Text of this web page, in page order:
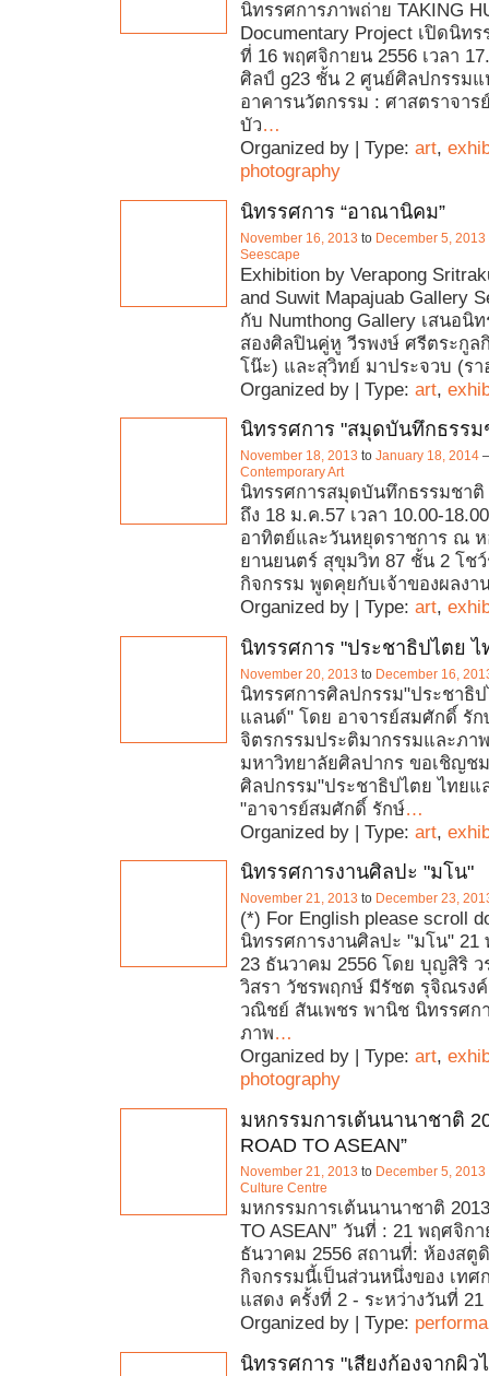
นิทรรศการภาพถ่าย TAKING
Documentary Project เปิดนิทร
ที่ 16 พฤศจิกายน 2556 เวลา
ศิลป์ g23 ชั้น 2 ศูนย์ศิลปกรรมแ
อาคารนวัตกรรม : ศาสตราจาร
บัว…
Organized by | Type: art,
photography
นิทรรศการ “อาณานิคม”
November 16, 2013 to December 5, 2013
Seescape
Exhibition by Verapong
and Suwit Mapajuab Gallery
กับ Numthong Gallery เสนอนิ
สองศิลปินคู่หู วีรพงษ์ ศรีตระกูล
โน๊ะ) และสุวิทย์ มาประจวบ (รา
Organized by | Type: art,
นิทรรศการ "สมุดบันทึกธรรม
November 18, 2013 to January 18, 2014
Contemporary Art
นิทรรศการสมุดบันทึกธรรมชา
ถึง 18 ม.ค.57 เวลา 10.00-
อาทิตย์และวันหยุดราชการ ณ
ยานยนตร์ สุขุมวิท 87 ชั้น 2 โช
กิจกรรม พูดคุยกับเจ้าของผลงา
Organized by | Type: art,
นิทรรศการ "ประชาธิปไตย
November 20, 2013 to December 16,
นิทรรศการศิลปกรรม"ประชาธิ
แลนด์" โดย อาจารย์สมศักดิ์ รั
จิตรกรรมประติมากรรมและภา
มหาวิทยาลัยศิลปากร ขอเชิญช
ศิลปกรรม"ประชาธิปไตย ไทยแ
"อาจารย์สมศักดิ์ รักษ์…
Organized by | Type: art,
นิทรรศการงานศิลปะ "มโน"
November 21, 2013 to December 23,
(*) For English please scroll
นิทรรศการงานศิลปะ "มโน" 21
23 ธันวาคม 2556 โดย บุญสิริ
วิสรา วัชรพฤกษ์ มีรัชต รุจิณรง
วณิชย์ สันเพชร พานิช นิทรรศก
ภาพ…
Organized by | Type: art,
photography
มหกรรมการเต้นนานาชาติ
ROAD TO ASEAN”
November 21, 2013 to December 5, 2013
Culture Centre
มหกรรมการเต้นนานาชาติ
TO ASEAN” วันที่ : 21 พฤศจิก
ธันวาคม 2556 สถานที่: ห้องสตู
กิจกรรมนี้เป็นส่วนหนึ่งของ เทศ
แสดง ครั้งที่ 2 - ระหว่างวันที่
Organized by | Type:
นิทรรศการ "เสียงก้องจากผิว